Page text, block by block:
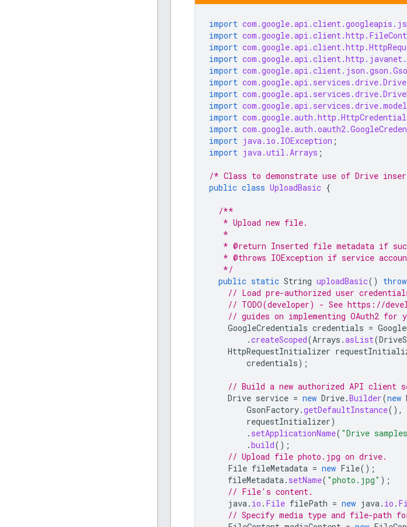
import
import
import
import
import
import com.google.api.services.drive.Drive
import
import
import
import
import java.io.IOException ;
import java.util.Arrays ;
/* Class to demonstrate use of Drive
public class UploadBasic {
/**
   * Upload new file.
   *
* @return Inserted file metadata if
* @throws IOException if service
   */
public static String uploadBasic()
// Load pre-authorized user
// TODO(developer) - See https://
// guides on implementing OAuth2 for
GoogleCredentials credentials =
.createScoped(Arrays .asList(
HttpRequestInitializer
credentials);
// Build a new authorized API client
Drive service = new Drive.Builder(new
GsonFactory.getDefaultInstance(),
requestInitializer)
. setApplicationName( "Drive
.build();
// Upload file photo.jpg on drive.
File fileMetadata = new File();
fileMetadata. setName( "photo.jpg" );
// File's content.
java. io . File filePath = new java. io .
// Specify media type and file-path